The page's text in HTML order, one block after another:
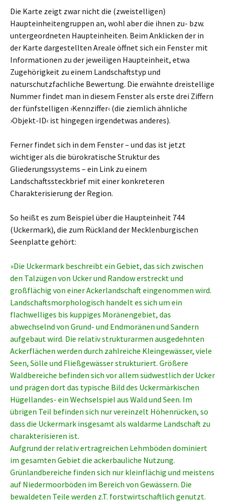
Die Karte zeigt zwar nicht die (zweistelligen)
Haupteinheitengruppen an, wohl aber die ihnen zu- bzw.
untergeordneten Haupteinheiten. Beim Anklicken der in
der Karte dargestellten Areale öffnet sich ein Fenster mit
Informationen zu der jeweiligen Haupteinheit, etwa
Zugehörigkeit zu einem Landschaftstyp und
naturschutzfachliche Bewertung. Die erwähnte dreistellige
Nummer findet man in diesem Fenster als erste drei Ziffern
der fünfstelligen ›Kennziffer‹ (die ziemlich ähnliche
›Objekt-ID‹ ist hingegen irgendetwas anderes).
Ferner findet sich in dem Fenster – und das ist jetzt
wichtiger als die bürokratische Struktur des
Gliederungssystems – ein Link zu einem
Landschaftssteckbrief mit einer konkreteren
Charakterisierung der Region.
So heißt es zum Beispiel über die Haupteinheit 744
(Uckermark), die zum Rückland der Mecklenburgischen
Seenplatte gehört:
»Die Uckermark beschreibt ein Gebiet, das sich zwischen
den Talzügen von Ucker und Randow erstreckt und
großflächig von einer Ackerlandschaft eingenommen wird.
Landschaftsmorphologisch handelt es sich um ein
flachwelliges bis kuppiges Moränengebiet, das
abwechselnd von Grund- und Endmoränen und Sandern
aufgebaut wird. Die relativ strukturarmen ausgedehnten
Ackerflächen werden durch zahlreiche Kleingewässer, viele
Seen, Sölle und Fließgewässer strukturiert. Größere
Waldbereiche befinden sich vor allem südwestlich der Ucker
und prägen dort das typische Bild des Uckermärkischen
Hügellandes- ein Wechselspiel aus Wald und Seen. Im
übrigen Teil befinden sich nur vereinzelt Höhenrücken, so
dass die Uckermark insgesamt als waldarme Landschaft zu
charakterisieren ist.
Aufgrund der relativ ertragreichen Lehmböden dominiert
im gesamten Gebiet die ackerbauliche Nutzung.
Grünlandbereiche finden sich nur kleinflächig und meistens
auf Niedermoorböden im Bereich von Gewässern. Die
bewaldeten Teile werden z.T. forstwirtschaftlich genutzt.